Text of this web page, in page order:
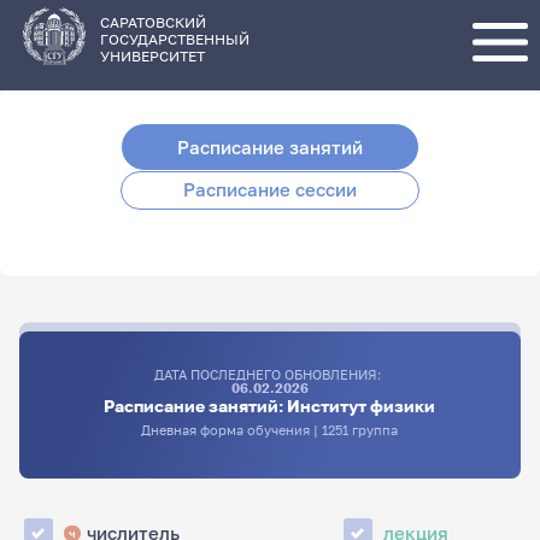
основному
содержанию
САРАТОВСКИЙ
ГОСУДАРСТВЕННЫЙ
УНИВЕРСИТЕТ
Расписание занятий
Расписание сессии
ДАТА ПОСЛЕДНЕГО ОБНОВЛЕНИЯ:
06.02.2026
Расписание занятий: Институт физики
Дневная форма обучения | 1251 группа
ч числитель
лекция